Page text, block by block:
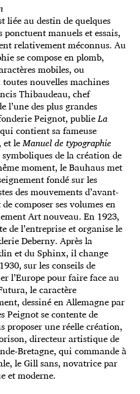
liée au destin de quelques
manuels et essais,
relativement méconnus. Au
se compose en plomb,
mobiles, ou
nouvelles machines
Thibaudeau, chef
l’une des plus grandes
Peignot, publieLa
contient sa fameuse
et leManuel de typographie
de la création de
moment, le Bauhaus met
fondé sur les
des mouvements d’avant-
composer ses volumes en
Art nouveau. En 1923,
de l’entreprise et organise le
Deberny. Après la
et du Sphinx, il change
sur les conseils de
l’Europe pour faire face au
le caractère
dessiné en Allemagne par
Peignot se contente de
proposer une réelle création,
directeur artistique de
Bretagne, qui commande à
le Gill sans, novatrice par
et moderne.